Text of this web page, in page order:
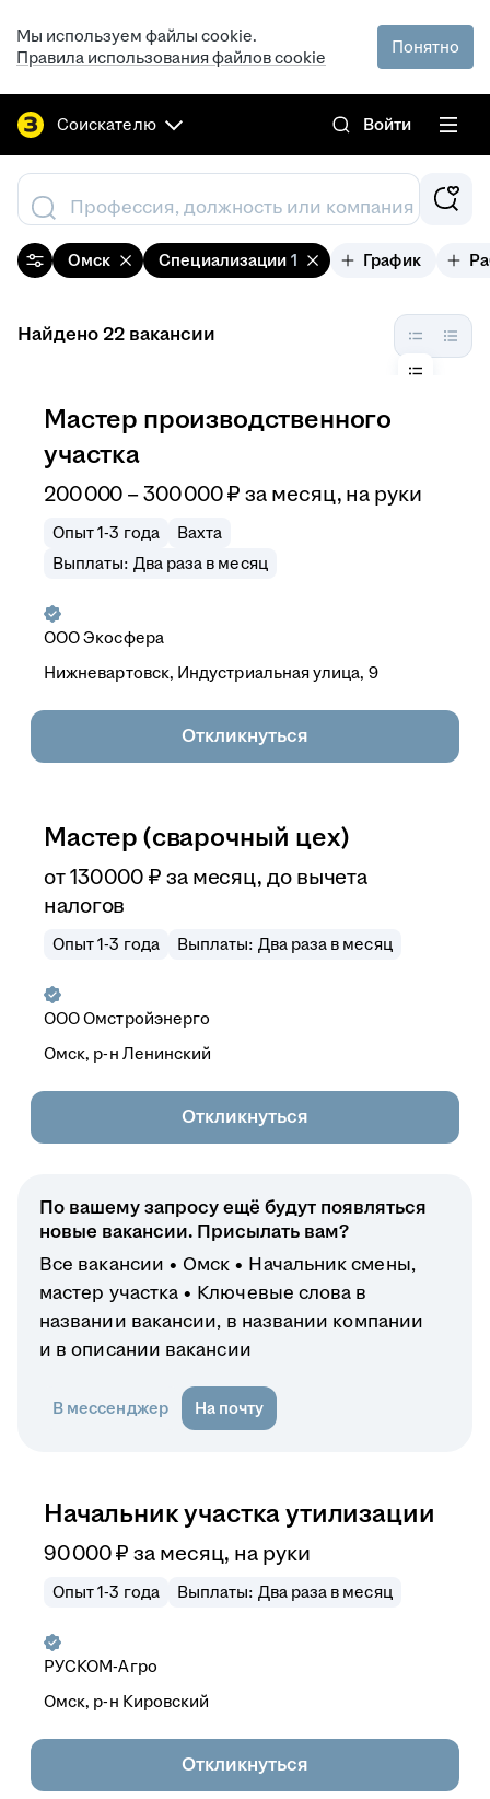
Мы используем файлы cookie.
Правила использования файлов cookie
Понятно
Соискателю Войти
Профессия, должность или компания
Омск Специализации 1 График
Найдено 22 вакансии
Мастер производственного
участка
200 000 –300 000₽ за месяц, на руки
Опыт 1-3 года
Вахта
Выплаты: Два раза в месяц
ОООЭкосфера
Нижневартовск, Индустриальная улица, 9
Откликнуться
Мастер (сварочный цех)
от130 000 ₽ за месяц, до вычета
налогов
Опыт 1-3 года Выплаты: Два раза в месяц
ООООмстройэнерго
Омск, р-н Ленинский
Откликнуться
По вашему запросу ещё будут появляться
новые вакансии. Присылать вам?
Все вакансии
Омск
Начальник смены,
мастер участка
Ключевые слова в
названии вакансии, в названии компании
и в описании вакансии
В мессенджер На почту
Начальник участка утилизации
90 000₽ за месяц, на руки
Опыт 1-3 года Выплаты: Два раза в месяц
РУСКОМ-Агро
Омск, р-н Кировский
Откликнуться